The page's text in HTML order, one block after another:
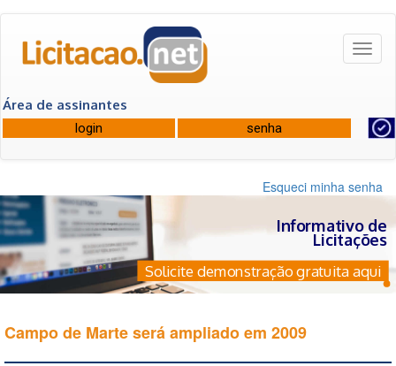
Área de assinantes
Esqueci minha senha
Informativo de
Licitações
Solicite demonstração gratuita aqui
Campo de Marte será ampliado em 2009